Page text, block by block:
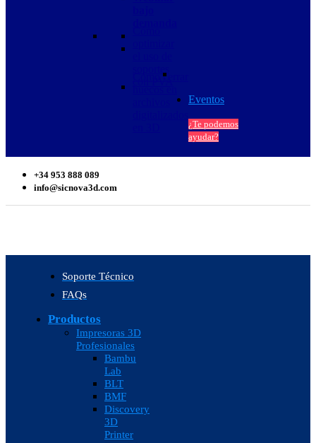
Cómo cerrar
Eventos
¿Te podemos
ayudar?
+34 953 888 089
info@sicnova3d.com
Soporte Técnico
FAQs
Productos
Impresoras 3D
Profesionales
Bambu
Lab
BLT
BMF
Discovery
3D
Printer